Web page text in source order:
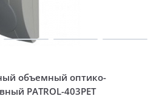
объемный оптико-
PATROL-403PET